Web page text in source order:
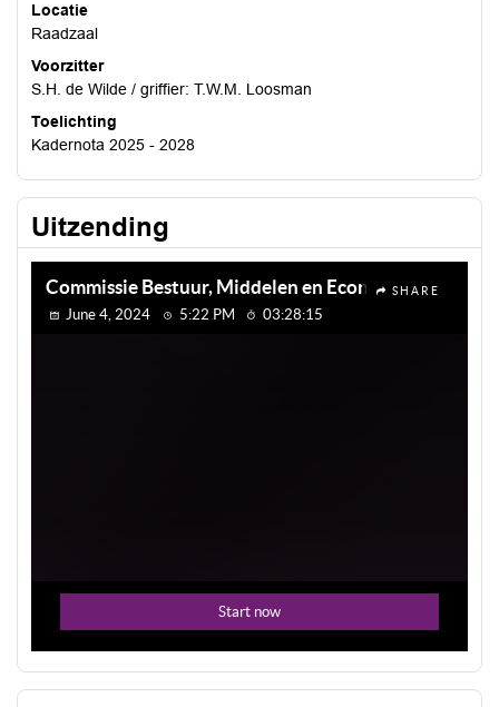
Locatie
Raadzaal
Voorzitter
S.H. de Wilde / griffier: T.W.M. Loosman
Toelichting
Kadernota 2025 - 2028
Uitzending